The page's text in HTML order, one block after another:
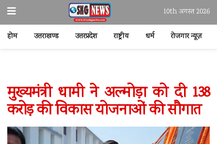
10th अगस्त 2026
होम उत्तराखण्ड उत्तरप्रदेश राष्ट्रीय धर्म रोजगार न्यूज़
मुख्यमंत्री धामी ने अल्मोड़ा को दी 138
करोड़ की विकास योजनाओं की सौगात